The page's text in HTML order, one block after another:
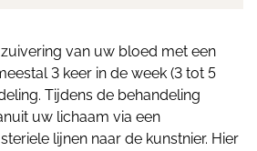
van uw bloed met een
3 keer in de week (3 tot 5
Tijdens de behandeling
uw lichaam via een
lijnen naar de kunstnier. Hier